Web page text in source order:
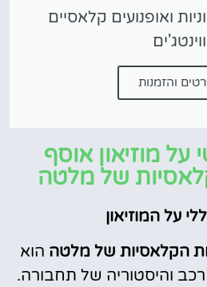
מ-100 מכוניות ואופנועים קלאסיים
ווינטג'ים
והזמנות
על מוזיאון אוסף
של מלטה
על המוזיאון
הקלאסיות של מלטה הוא
והיסטוריה של תחבורה.